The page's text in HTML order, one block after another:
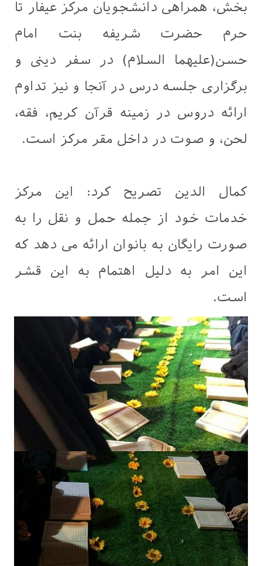
بخش، همراهی دانشجویان مرکز عیفار تا
حرم حضرت شریفه بنت امام
حسن(علیهما السلام) در سفر دینی و
برگزاری جلسه درس در آنجا و نیز تداوم
ارائه دروس در زمینه قرآن کریم، فقه،
لحن، و صوت در داخل مقر مرکز است.
كمال الدين تصریح کرد: این مرکز
خدمات خود از جمله حمل و نقل را به
صورت رایگان به بانوان ارائه می دهد که
این امر به دلیل اهتمام به این قشر
است.